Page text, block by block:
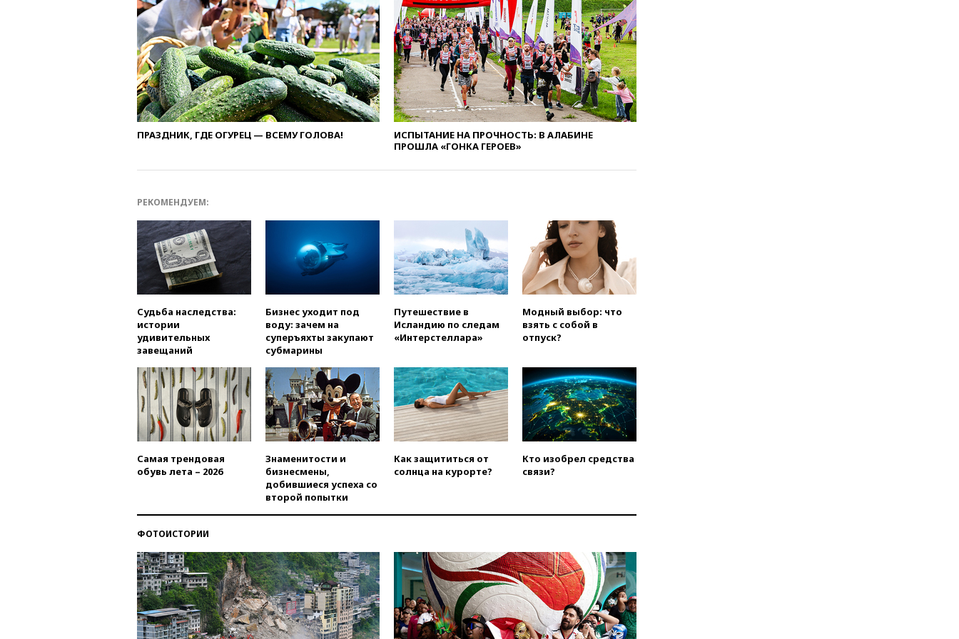
вчера, 22:28Бессент
анонсировал скорое
соглашение о прекращении
огня США и Ирана
вчера, 22:15Три человека
получили ножевые ранения
при нападении в Чехии
вчера, 22:00Путин поручил
выделить средства на новые
РЛС для Белгородской
атак вглубь РФ
вчера, 21:35После пожара на
складе в Брянске возбудили
уголовное дело
вчера, 21:26Лидеры сборной
официальный отказ в визах от
Хорватии
опубликовал 16 новых видео с
НЛО
вчера, 21:00На границе
Украины с Польшей скопилось
свыше 6,5 тысячи грузовиков
«Интервидение» точно
пройдет в 2026 году
погиб при атаке FPV-дрона в
Белгородской области
вчера, 20:30Лидию Невзорову
заочно арестовали по делу о
финансировании
экстремизма
ПРАЗДНИК, ГДЕ ОГУРЕЦ — ВСЕМУ ГОЛОВА!
ИСПЫТАНИЕ НА ПРОЧНОСТЬ: В АЛАБИНЕ
ПРОШЛА «ГОНКА ГЕРОЕВ»
РЕКОМЕНДУЕМ:
Судьба наследства:
истории
удивительных
завещаний
Бизнес уходит под
воду: зачем на
суперъяхты закупают
субмарины
Путешествие в
Исландию по следам
«Интерстеллара»
Модный выбор: что
взять с собой в
отпуск?
Самая трендовая
обувь лета – 2026
Знаменитости и
бизнесмены,
добившиеся успеха со
второй попытки
Как защититься от
солнца на курорте?
Кто изобрел средства
связи?
ФОТОИСТОРИИ